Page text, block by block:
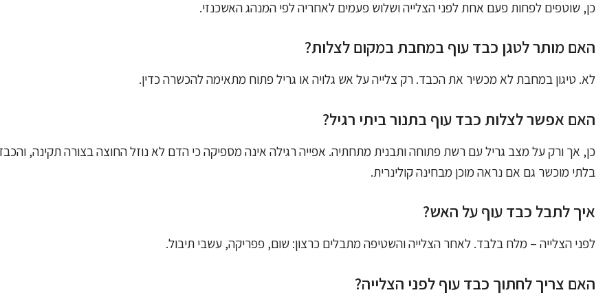
כן, שוטפים לפחות פעם אחת לפני הצלייה ושלוש פעמים לאחריה לפי המנהג האשכנזי.
האם מותר לטגן כבד עוף במחבת במקום לצלות?
לא. טיגון במחבת לא מכשיר את הכבד. רק צלייה על אש גלויה או גריל פתוח מתאימה להכשרה כדין.
האם אפשר לצלות כבד עוף בתנור ביתי רגיל?
כן, אך ורק על מצב גריל עם רשת פתוחה ותבנית מתחתיה. אפייה רגילה אינה מספיקה כי הדם לא נוזל החוצה בצורה תקינה,
בלתי מוכשר גם אם נראה מוכן מבחינה קולינרית.
איך לתבל כבד עוף על האש?
לפני הצלייה – מלח בלבד. לאחר הצלייה והשטיפה מתבלים כרצון: שום, פפריקה, עשבי תיבול.
האם צריך לחתוך כבד עוף לפני הצלייה?